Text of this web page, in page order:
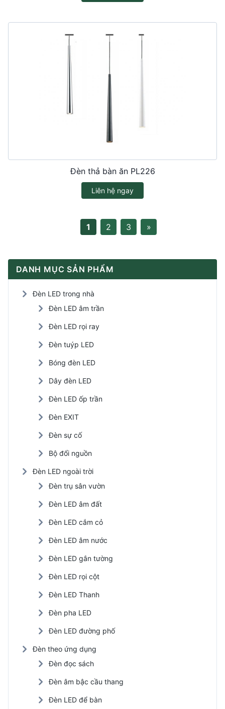
Đèn thả bàn ăn PL226
Liên hệ ngay
1 2 3 »
DANH MỤC SẢN PHẨM
Đèn LED trong nhà
Đèn LED âm trần
Đèn LED rọi ray
Đèn tuýp LED
Bóng đèn LED
Dây đèn LED
Đèn LED ốp trần
Đèn EXIT
Đèn sự cố
Bộ đổi nguồn
Đèn LED ngoài trời
Đèn trụ sân vườn
Đèn LED âm đất
Đèn LED cắm cỏ
Đèn LED âm nước
Đèn LED gắn tường
Đèn LED rọi cột
Đèn LED Thanh
Đèn pha LED
Đèn LED đường phố
Đèn theo ứng dụng
Đèn đọc sách
Đèn âm bậc cầu thang
Đèn LED để bàn